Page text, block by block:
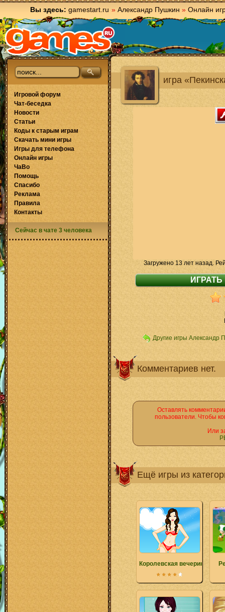
Вы здесь: gamestart.ru » Александр Пушкин » Онлайн
игра
Загружено 13 лет назад.
Другие игры Александр
Комментариев нет.
Оставлять
пользователи. Чтобы
Или
Ещё игры из
Королевская вечеринка
Игровой форум
Чат-беседка
Новости
Статьи
Коды к старым играм
Скачать мини игры
Игры для телефона
Онлайн игры
ЧаВо
Помощь
Спасибо
Реклама
Правила
Контакты
Сейчас в чате 3 человека